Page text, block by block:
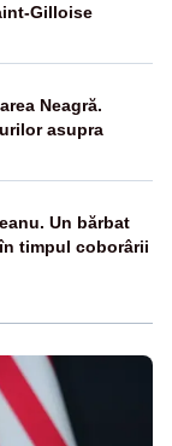
Gilloise
Neagră.
asupra
Un bărbat
timpul coborârii